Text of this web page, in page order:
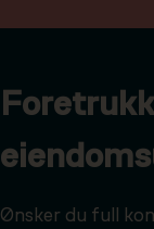
Ønsker du full